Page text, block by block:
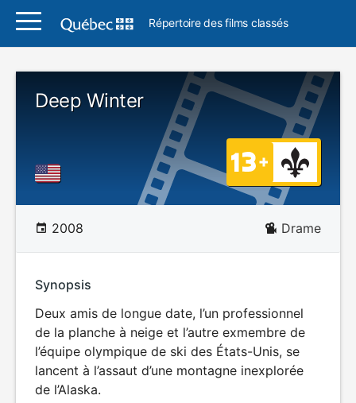
Répertoire des films classés
Deep Winter
2008 Drame
Synopsis
Deux amis de longue date, l’un professionnel
de la planche à neige et l’autre exmembre de
l’équipe olympique de ski des États-Unis, se
lancent à l’assaut d’une montagne inexplorée
de l’Alaska.